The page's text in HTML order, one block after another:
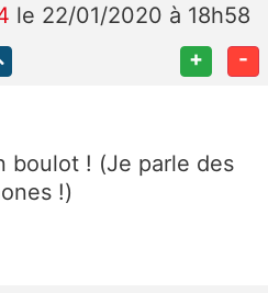
le 22/01/2020 à 18h58
+ -
boulot ! (Je parle des
!)